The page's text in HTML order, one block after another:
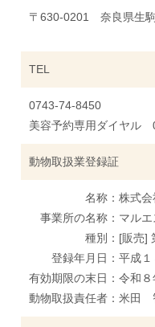
〒630-0201 奈良県生
TEL
0743-74-8450
美容予約専用ダイヤル
動物取扱業登録証
名称：株式会社
事業所の名称：マル
種別：[販売] 第
登録年月日：平成１
有効期限の末日：令和８
動物取扱責任者：米田